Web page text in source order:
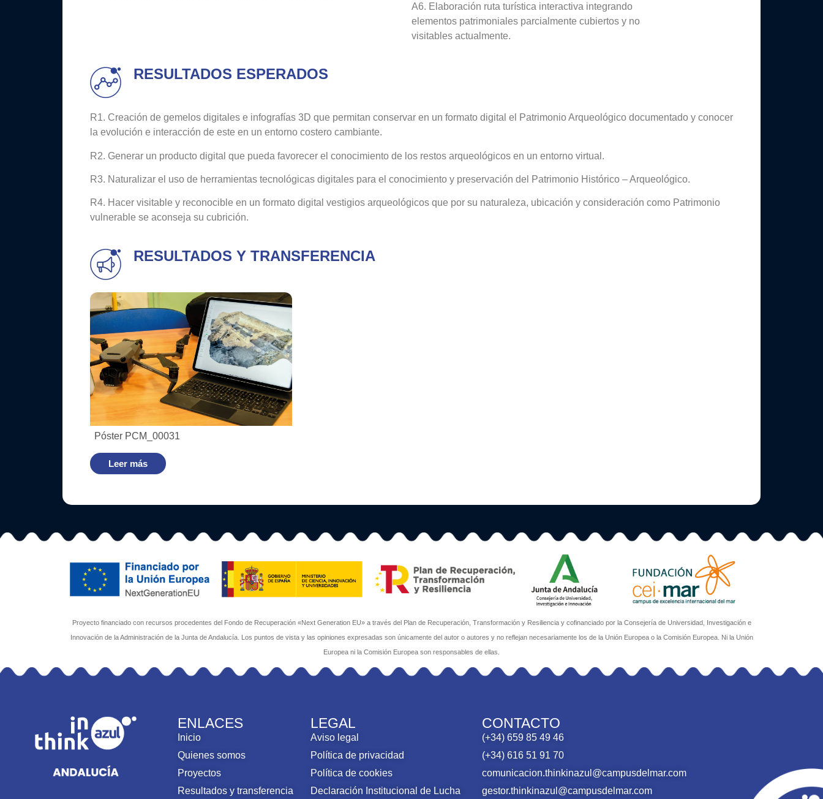
A6. Elaboración ruta turística interactiva integrando
elementos patrimoniales parcialmente cubiertos y no
visitables actualmente.
RESULTADOS ESPERADOS
R1. Creación de gemelos digitales e infografías 3D que permitan conservar en un formato digital el Patrimonio Arqueológico documentado y conocer
la evolución e interacción de este en un entorno costero cambiante.
R2. Generar un producto digital que pueda favorecer el conocimiento de los restos arqueológicos en un entorno virtual.
R3. Naturalizar el uso de herramientas tecnológicas digitales para el conocimiento y preservación del Patrimonio Histórico – Arqueológico.
R4. Hacer visitable y reconocible en un formato digital vestigios arqueológicos que por su naturaleza, ubicación y consideración como Patrimonio
vulnerable se aconseja su cubrición.
RESULTADOS Y TRANSFERENCIA
Póster PCM_00031
Leer más
Proyecto financiado con recursos procedentes del Fondo de Recuperación «Next Generation EU» a través del Plan de Recuperación, Transformación y Resiliencia y cofinanciado por la Consejería de Universidad, Investigación e
Innovación de la Administración de la Junta de Andalucía. Los puntos de vista y las opiniones expresadas son únicamente del autor o autores y no reflejan necesariamente los de la Unión Europea o la Comisión Europea. Ni la Unión
Europea ni la Comisión Europea son responsables de ellas.
ENLACES
Inicio
Quienes somos
Proyectos
Resultados y transferencia
LEGAL
Aviso legal
Política de privacidad
Política de cookies
Declaración Institucional de Lucha
CONTACTO
(+34) 659 85 49 46
(+34) 616 51 91 70
comunicacion.thinkinazul@campusdelmar.com
gestor.thinkinazul@campusdelmar.com